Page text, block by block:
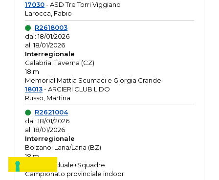
17030- ASD Tre Torri Viggiano
Larocca, Fabio
R2618003
dal: 18/01/2026
al: 18/01/2026
Interregionale
Calabria: Taverna (CZ)
18 m
Memorial Mattia Scumaci e Giorgia Grande
18013- ARCIERI CLUB LIDO
Russo, Martina
R2621004
dal: 18/01/2026
al: 18/01/2026
Interregionale
Bolzano: Lana/Lana (BZ)
18 m
O.R. Individuale+Squadre
Campionato provinciale indoor